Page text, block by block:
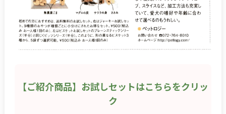
【ご紹介商品】お試しセットはこちらをクリッ
ク